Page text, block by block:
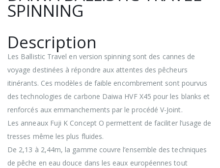
SPINNING
Description
Les Ballistic Travel en version spinning sont des cannes de
voyage destinées à répondre aux attentes des pêcheurs
itinérants. Ces modèles de faible encombrement sont pourvus
des technologies de carbone Daiwa HVF X45 pour les blanks et
renforcés aux emmanchements par le procédé V-Joint.
Les anneaux Fuji K Concept O permettent de faciliter l’usage de
tresses même les plus fluides.
De 2,13 à 2,44m, la gamme couvre l’ensemble des techniques
de pêche en eau douce dans les eaux européennes tout